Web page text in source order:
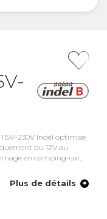
230V Indel optimise
du 12V au
en camping-car,
Plus de détails